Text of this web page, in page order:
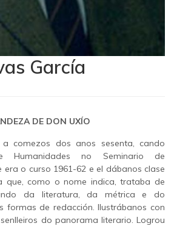
García
DE DON UXÍO
comezos dos anos sesenta, cando
Humanidades no Seminario de
era o curso 1961-62 e el dábanos clase
que, como o nome indica, trataba de
da literatura, da métrica e do
formas de redacción. Ilustrábanos con
do panorama literario. Logrou